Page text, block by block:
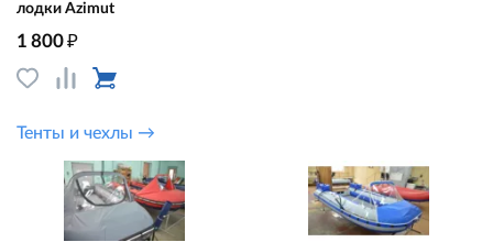
лодки Azimut
1 800₽
Тенты и чехлы →